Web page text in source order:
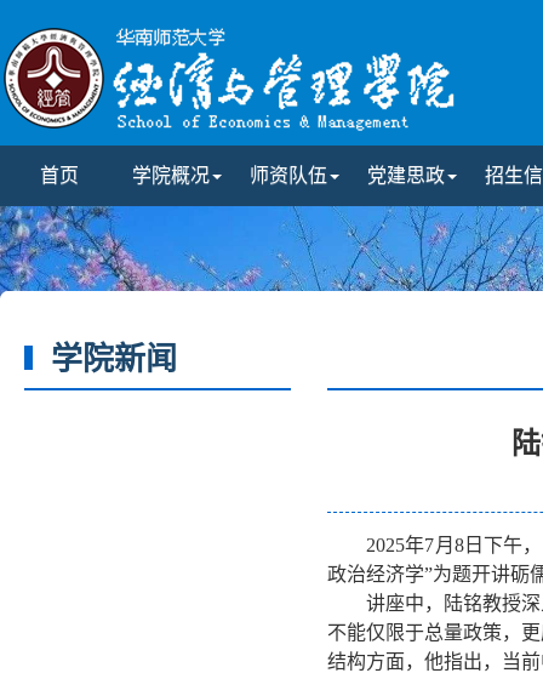
首页 学院概况 师资队伍 党建思政 招生
学院新闻
2025年7月8日下午
政治经济学”为题开讲砺
讲座中，陆铭教授
不能仅限于总量政策，
结构方面，他指出，当